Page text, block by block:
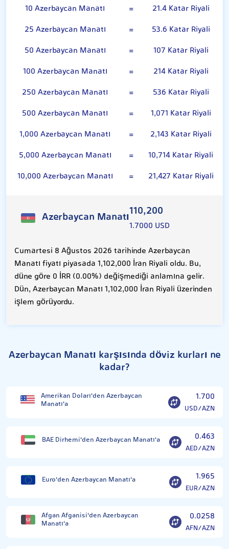
10 Azerbaycan Manatı =
21.4 Katar Riyali
25 Azerbaycan Manatı
=
53.6 Katar Riyali
50 Azerbaycan Manatı
=
107 Katar Riyali
100 Azerbaycan Manatı
=
214 Katar Riyali
250 Azerbaycan Manatı
=
536 Katar Riyali
500 Azerbaycan Manatı
=
1,071 Katar Riyali
1,000 Azerbaycan Manatı
=
2,143 Katar Riyali
5,000 Azerbaycan Manatı
=
10,714 Katar Riyali
10,000 Azerbaycan Manatı
= 21,427 Katar Riyali
Azerbaycan Manatı110,200
1.7000 USD
Cumartesi 8 Ağustos 2026 tarihinde Azerbaycan
Manatı fiyatı piyasada 1,102,000 İran Riyali oldu. Bu,
düne göre 0 İRR (0.00%) değişmediği anlamına gelir.
Dün, Azerbaycan Manatı 1,102,000 İran Riyali üzerinden
işlem görüyordu.
Azerbaycan Manatı karşısında döviz kurları ne
kadar?
Amerikan Doları'den Azerbaycan
Manatı'a
1.700
USD/AZN
BAE Dirhemi'den Azerbaycan Manatı'a 0.463
AED/AZN
Euro'den Azerbaycan Manatı'a 1.965
EUR/AZN
Afgan Afganisi'den Azerbaycan
Manatı'a
0.0258
AFN/AZN